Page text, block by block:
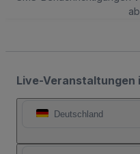
Live-Veranstaltungen
Deutschland